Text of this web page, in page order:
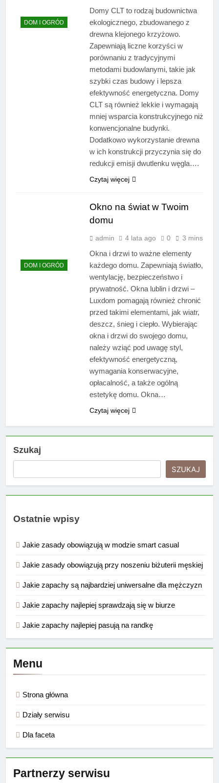
DOM I OGRÓD
Domy CLT to rodzaj budownictwa
ekologicznego, zbudowanego z
drewna klejonego krzyżowo.
Zapewniają liczne korzyści w
porównaniu z tradycyjnymi
metodami budowlanymi, takie jak
szybki czas budowy i lepsza
efektywność energetyczna. Domy
CLT są również lekkie i wymagają
mniej wsparcia konstrukcyjnego niż
konwencjonalne budynki.
Dodatkowo wykorzystanie drewna
w ich konstrukcji przyczynia się do
redukcji emisji dwutlenku węgla….
Czytaj więcej
DOM I OGRÓD
Okno na świat w Twoim
domu
admin 4 lata ago 0 3 mins
Okna i drzwi to ważne elementy
każdego domu. Zapewniają światło,
wentylację, bezpieczeństwo i
prywatność. Okna lublin i drzwi –
Luxdom pomagają również chronić
przed takimi elementami, jak wiatr,
deszcz, śnieg i ciepło. Wybierając
okna i drzwi do swojego domu,
należy wziąć pod uwagę styl,
efektywność energetyczną,
wymagania konserwacyjne,
opłacalność, a także ogólną
estetykę domu. Okna…
Czytaj więcej
Szukaj
SZUKAJ
Ostatnie wpisy
Jakie zasady obowiązują w modzie smart casual
Jakie zasady obowiązują przy noszeniu biżuterii męskiej
Jakie zapachy są najbardziej uniwersalne dla mężczyzn
Jakie zapachy najlepiej sprawdzają się w biurze
Jakie zapachy najlepiej pasują na randkę
Menu
Strona główna
Działy serwisu
Dla faceta
Partnerzy serwisu